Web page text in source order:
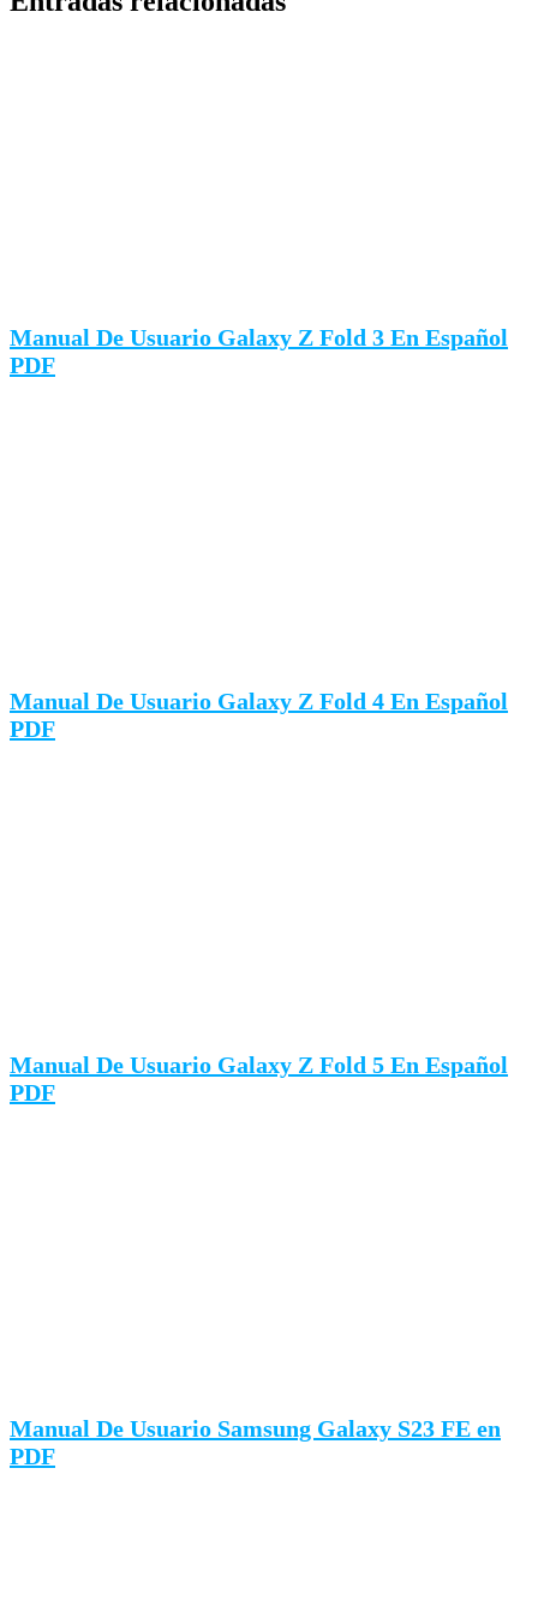
Manual De Usuario Galaxy Z Fold 3 En Español
PDF
Manual De Usuario Galaxy Z Fold 4 En Español
PDF
Manual De Usuario Galaxy Z Fold 5 En Español
PDF
Manual De Usuario Samsung Galaxy S23 FE en
PDF